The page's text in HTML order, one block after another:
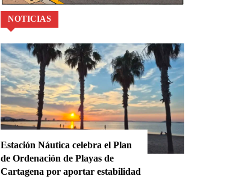
NOTICIAS
Estación Náutica celebra el Plan
de Ordenación de Playas de
Cartagena por aportar estabilidad